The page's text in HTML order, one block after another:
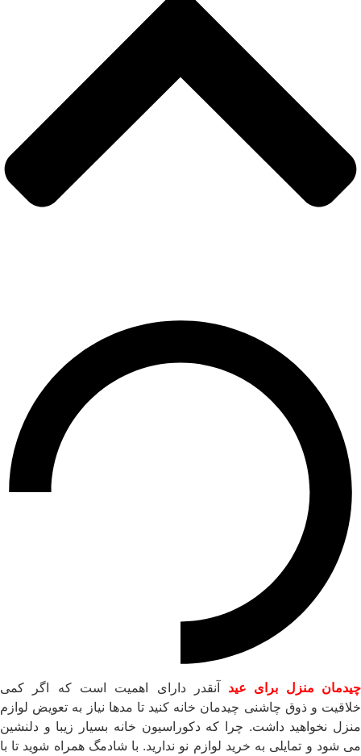
چیدمان منزل برای عید آنقدر دارای اهمیت است که اگر کمی
خلاقیت و ذوق چاشنی چیدمان خانه کنید تا مدها نیاز به تعویض لوازم
منزل نخواهید داشت. چرا که دکوراسیون خانه بسیار زیبا و دلنشین
می شود و تمایلی به خرید لوازم نو ندارید. با شادمگ همراه شوید تا با